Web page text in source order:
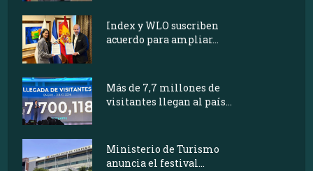
Index y WLO suscriben
acuerdo para ampliar...
Más de 7,7 millones de
visitantes llegan al país...
Ministerio de Turismo
anuncia el festival...